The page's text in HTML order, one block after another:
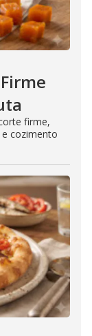
firme,
cozimento